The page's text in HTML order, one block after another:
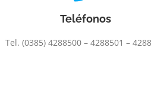
Teléfonos
Tel. (0385) 4288500 – 4288501 –